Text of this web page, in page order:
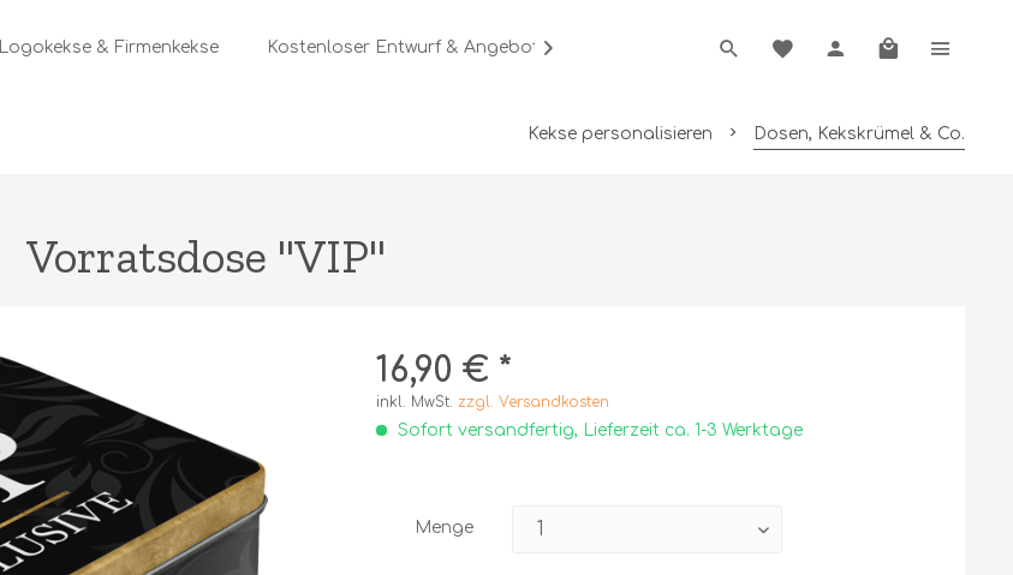
Logokekse & Firmenkekse Kostenloser Entwurf & Angebot anfordern

Kekse personalisieren Dosen, Kekskrümel & Co.
Vorratsdose "VIP"
16,90 € *
inkl. MwSt.zzgl. Versandkosten
Sofort versandfertig, Lieferzeit ca. 1-3 Werktage
Menge